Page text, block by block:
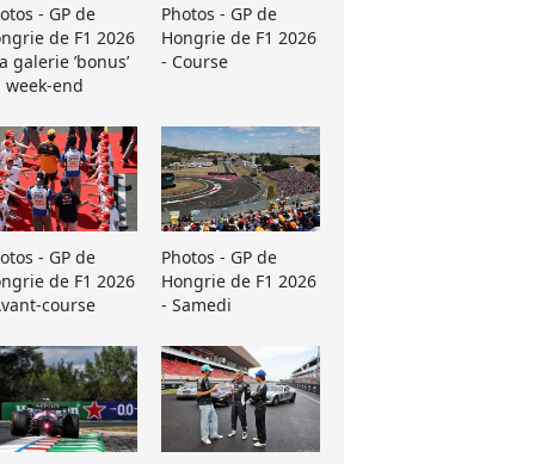
- GP de
de F1 2026
galerie ’bonus’
week-end
Photos - GP de
Hongrie de F1 2026
- Course
- GP de
de F1 2026
course
Photos - GP de
Hongrie de F1 2026
- Samedi